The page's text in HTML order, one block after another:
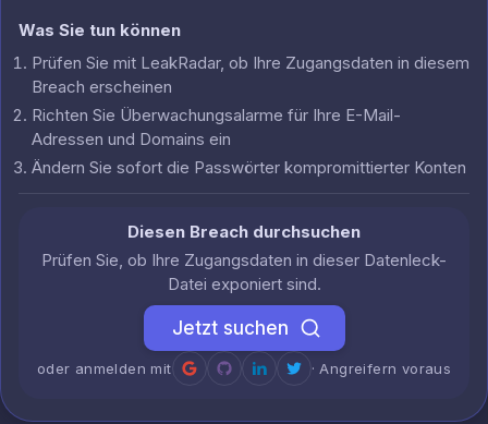
Was Sie tun können
Prüfen Sie mit LeakRadar, ob Ihre Zugangsdaten in diesem
Breach erscheinen
Richten Sie Überwachungsalarme für Ihre E-Mail-
Adressen und Domains ein
Ändern Sie sofort die Passwörter kompromittierter Konten
Diesen Breach durchsuchen
Prüfen Sie, ob Ihre Zugangsdaten in dieser Datenleck-
Datei exponiert sind.
Jetzt suchen
oder anmelden mit · Angreifern voraus